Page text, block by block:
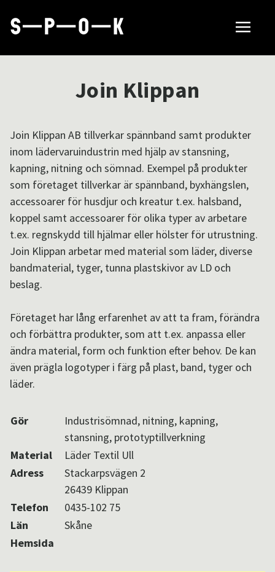
Hubbar
Om SPOK
Samarbeten
Sv /
Join Klippan
Join Klippan AB tillverkar spännband samt produkter
inom lädervaruindustrin med hjälp av stansning,
kapning, nitning och sömnad. Exempel på produkter
som företaget tillverkar är spännband, byxhängslen,
accessoarer för husdjur och kreatur t.ex. halsband,
koppel samt accessoarer för olika typer av arbetare
t.ex. regnskydd till hjälmar eller hölster för utrustning.
Join Klippan arbetar med material som läder, diverse
bandmaterial, tyger, tunna plastskivor av LD och
beslag.
Företaget har lång erfarenhet av att ta fram, förändra
och förbättra produkter, som att t.ex. anpassa eller
ändra material, form och funktion efter behov. De kan
även prägla logotyper i färg på plast, band, tyger och
läder.
Gör
Industrisömnad, nitning, kapning,
stansning, prototyptillverkning
Material
Läder Textil Ull
Adress
Stackarpsvägen 2
26439 Klippan
Telefon
0435-102 75
Län
Skåne
Hemsida